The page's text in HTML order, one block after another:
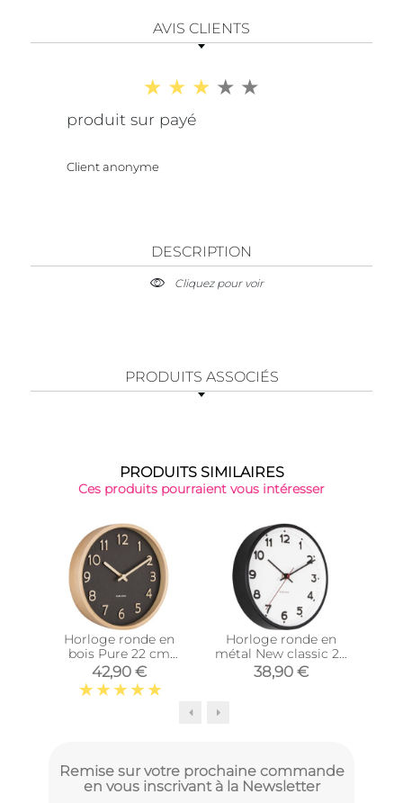
AVIS CLIENTS
produit sur payé
Client anonyme
DESCRIPTION
Cliquez pour voir
PRODUITS ASSOCIÉS
PRODUITS SIMILAIRES
Ces produits pourraient vous intéresser
Horloge ronde en
bois Pure 22 cm
(Noir)
42,90 €
Horloge ronde en
métal New classic 20
cm (Blanc)
38,90 €
Remise sur votre prochaine commande
en vous inscrivant à la Newsletter